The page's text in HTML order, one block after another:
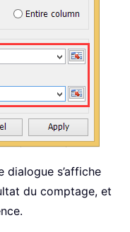
dialogue s’affiche
du comptage, et